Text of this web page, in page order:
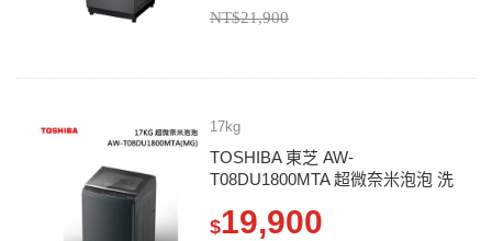
NT$21,900
17kg
TOSHIBA 東芝 AW-
T08DU1800MTA 超微奈米泡泡 洗
$19,900